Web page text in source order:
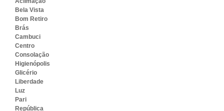
Bela Vista
Bom Retiro
Brás
Cambuci
Centro
Consolação
Higienópolis
Glicério
Liberdade
Luz
Pari
República